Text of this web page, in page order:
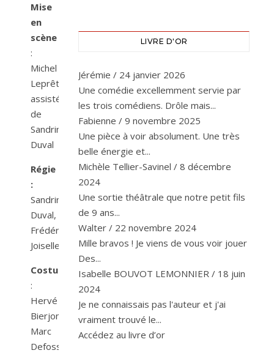
Mise
en
scène
:
Michel
Leprêtre
assisté
de
Sandrine
Duval
Régie
:
Sandrine
Duval,
Frédéric
Joiselle
Costumes
:
Hervé
Bierjon,
Marc
Defosse,
LIVRE D'OR
Jérémie / 24 janvier 2026
Une comédie excellemment servie par
les trois comédiens. Drôle mais...
Fabienne / 9 novembre 2025
Une pièce à voir absolument. Une très
belle énergie et...
Michèle Tellier-Savinel / 8 décembre
2024
Une sortie théâtrale que notre petit fils
de 9 ans...
Walter / 22 novembre 2024
Mille bravos ! Je viens de vous voir jouer
Des...
Isabelle BOUVOT LEMONNIER / 18 juin
2024
Je ne connaissais pas l'auteur et j'ai
vraiment trouvé le...
Accédez au livre d’or